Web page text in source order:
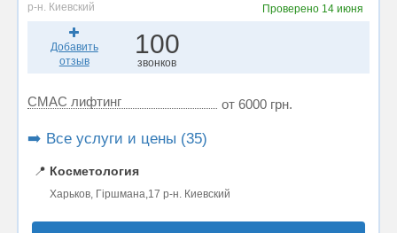
р-н. Киевский Проверено 14 июня
Добавить
отзыв
100
звонков
СМАС лифтинг от 6000 грн.
➡️ Все услуги и цены (35)
📍 Косметология
Харьков, Гіршмана,17 р-н. Киевский